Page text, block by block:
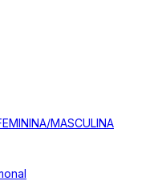
MASCULINA